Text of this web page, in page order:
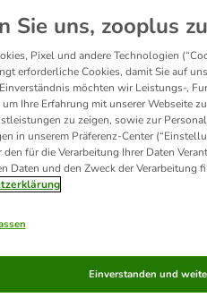
Hundehütte, Leine oder Spielzeug -
Unser Favorit
Sie uns, zooplus
Pixel und andere Technologien
erforderliche Cookies, damit Sie auf
möchten wir Leistungs-,
Ihre Erfahrung mit unserer Webseite
zu zeigen, sowie zur
in unserem Präferenz-Center
für die Verarbeitung Ihrer Daten
Daten und den Zweck der Verarbeitung
Einverstanden und